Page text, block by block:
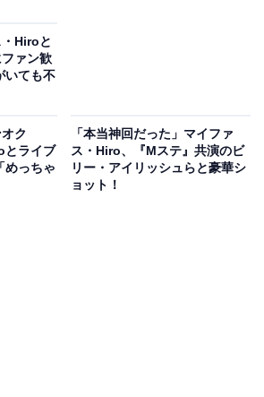
Hiroと
ァン歓
いても不
ク
とライブ
めっちゃ
「本当神回だった」マイファ
ス・Hiro、『Mステ』共演のビ
リー・アイリッシュらと豪華シ
ョット！